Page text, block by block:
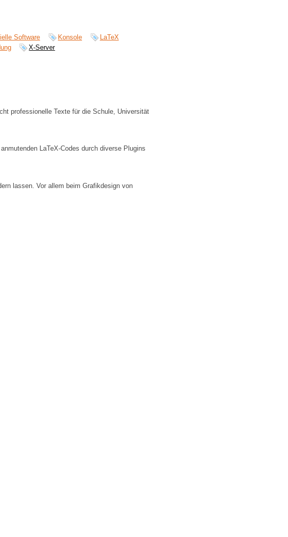
Software Konsole
LaTeX
X-Server
professionelle Texte für die Schule, Universität
LaTeX-Codes durch diverse Plugins
lassen. Vor allem beim Grafikdesign von